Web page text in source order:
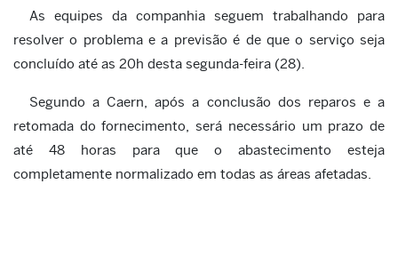
As equipes da companhia seguem trabalhando para
resolver o problema e a previsão é de que o serviço seja
concluído até as 20h desta segunda-feira (28).
Segundo a Caern, após a conclusão dos reparos e a
retomada do fornecimento, será necessário um prazo de
até 48 horas para que o abastecimento esteja
completamente normalizado em todas as áreas afetadas.